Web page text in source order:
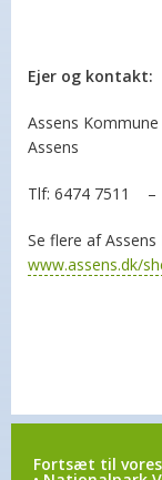
Ejer og kontakt:
Assens
Assens
Tlf: 6474 7511 –
Se flere af
www.assens.dk/
Fortsæt til